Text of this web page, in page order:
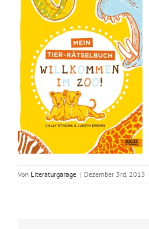
Von Literaturgarage | Dezember 3rd, 2015